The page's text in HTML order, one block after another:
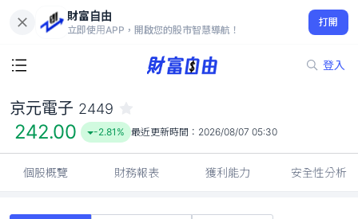
財富自由
立即使用APP，開啟您的股市智慧導航！
打開
登入
242.00
-2.81%
京元電子 2449
242.00 -2.81% 最近更新時間： 2026/08/07 05:30
個股概覽 財務報表 獲利能力 安全性分析